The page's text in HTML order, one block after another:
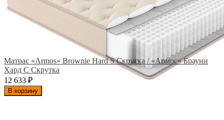
Матрас «Armos» Brownie Hard S Скрутка / «Армос» Брауни
Хард С Скрутка
12 633 ₽
В корзину